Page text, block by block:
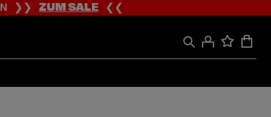
❯❯ZUM SALE❮❮